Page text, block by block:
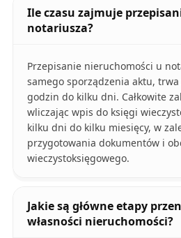
Ile czasu zajmuje
notariusza?
Przepisanie nieruchomości u
samego sporządzenia aktu,
godzin do kilku dni. Całkowite
wliczając wpis do księgi
kilku dni do kilku miesięcy, w
przygotowania dokumentów i
wieczystoksięgowego.
Jakie są główne etapy
własności nieruchomości?